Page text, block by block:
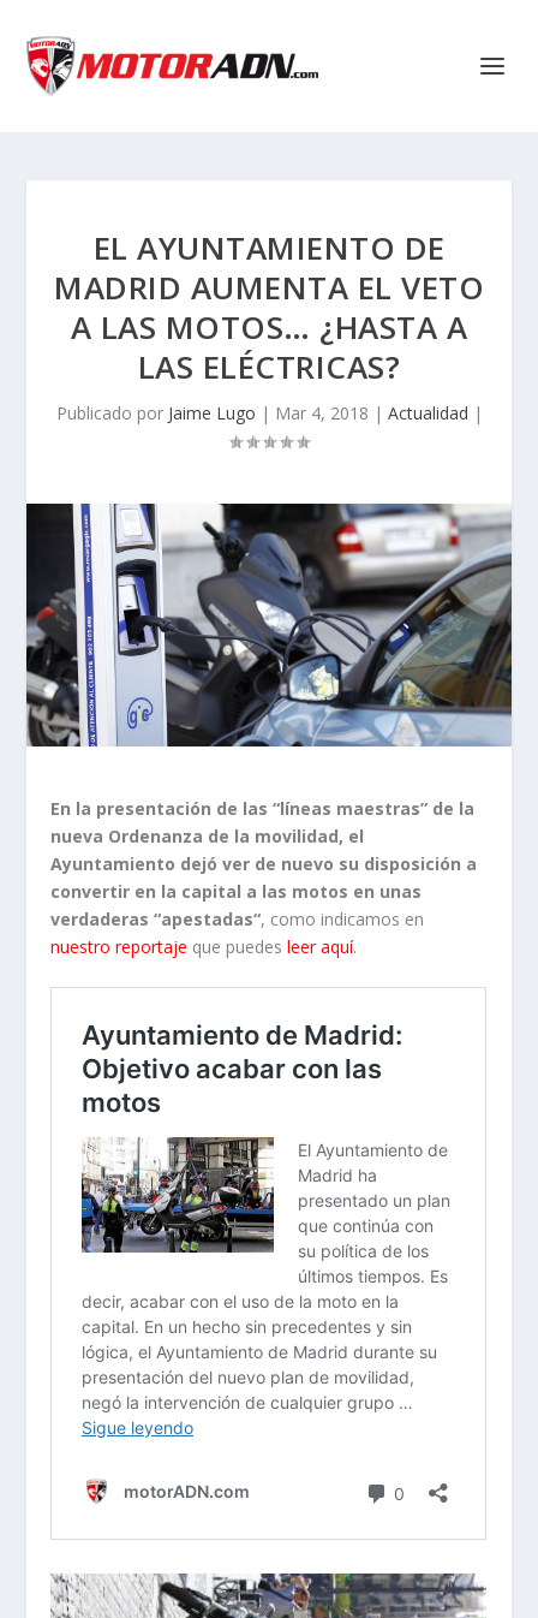
EL AYUNTAMIENTO DE
MADRID AUMENTA EL VETO
A LAS MOTOS… ¿HASTA A
LAS ELÉCTRICAS?
Publicado por Jaime Lugo | Mar 4, 2018 | Actualidad |
En la presentación de las “líneas maestras” de la
nueva Ordenanza de la movilidad, el
Ayuntamiento dejó ver de nuevo su disposición a
convertir en la capital a las motos en unas
verdaderas “apestadas“, como indicamos en
nuestro reportaje que puedesleer aquí.